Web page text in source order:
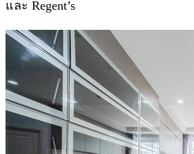
และ Regent’s